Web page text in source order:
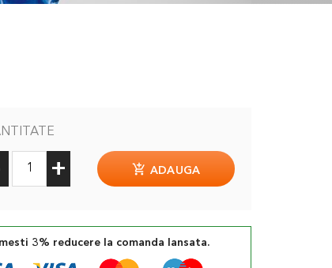
+ ADAUGA
3% reducere la comanda lansata.